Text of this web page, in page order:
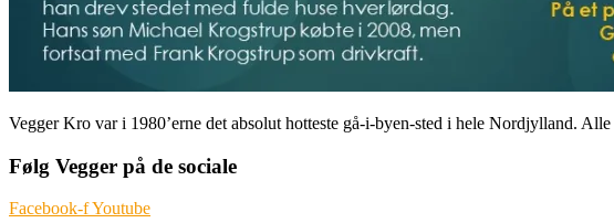
Vegger Kro var i 1980’erne det absolut hotteste gå-i-byen-sted i hele Nordjylland.
Følg Vegger på de sociale
Facebook-fYoutube